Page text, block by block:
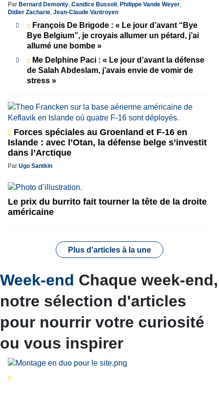
Par Bernard Demonty, Candice Bussoli, Philippe Vande Weyer,
Didier Zacharie, Jean-Claude Vantroyen
François De Brigode : « Le jour d’avant “Bye
Bye Belgium”, je croyais allumer un pétard, j’ai
allumé une bombe »
Me Delphine Paci : « Le jour d’avant la défense
de Salah Abdeslam, j’avais envie de vomir de
stress »
Forces spéciales au Groenland et F-16 en
Islande : avec l’Otan, la défense belge s’investit
dans l’Arctique
Par Ugo Santkin
Le prix du burrito fait tourner la tête de la droite
américaine
Plus d'articles à la une
Week-end Chaque week-end,
notre sélection d'articles
pour nourrir votre curiosité
ou vous inspirer